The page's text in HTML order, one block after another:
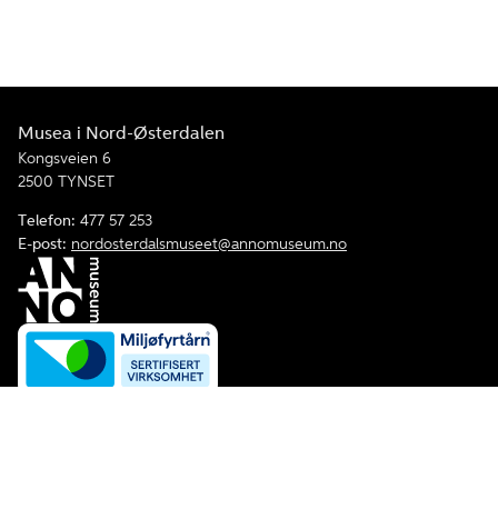
Musea i Nord-Østerdalen
Kongsveien 6
2500 TYNSET
Telefon: 477 57 253
E-post: nordosterdalsmuseet@annomuseum.no